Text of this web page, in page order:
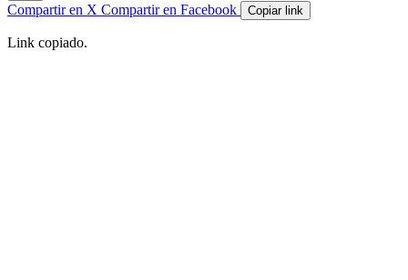
Compartir en X Compartir en Facebook Copiar link
Link copiado.